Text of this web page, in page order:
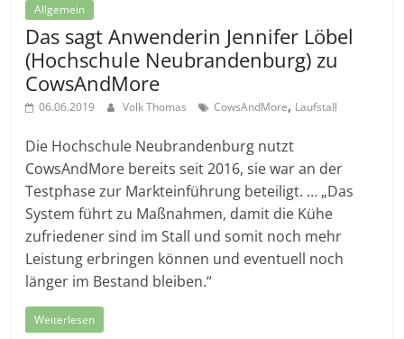
Allgemein
Das sagt Anwenderin Jennifer Löbel
(Hochschule Neubrandenburg) zu
CowsAndMore
06.06.2019 Volk Thomas CowsAndMore, Laufstall
Die Hochschule Neubrandenburg nutzt
CowsAndMore bereits seit 2016, sie war an der
Testphase zur Markteinführung beteiligt. … „Das
System führt zu Maßnahmen, damit die Kühe
zufriedener sind im Stall und somit noch mehr
Leistung erbringen können und eventuell noch
länger im Bestand bleiben.“
Weiterlesen